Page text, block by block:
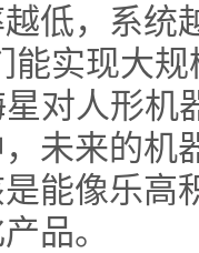
低，系统
能实现大
对人形机
未来的机
能像乐高
品。